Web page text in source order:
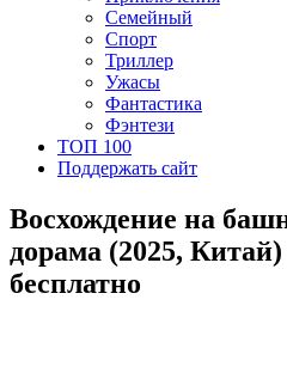
Семейный
Спорт
Триллер
Ужасы
Фантастика
Фэнтези
ТОП 100
Поддержать сайт
Восхождение на
дорама (2025,
бесплатно